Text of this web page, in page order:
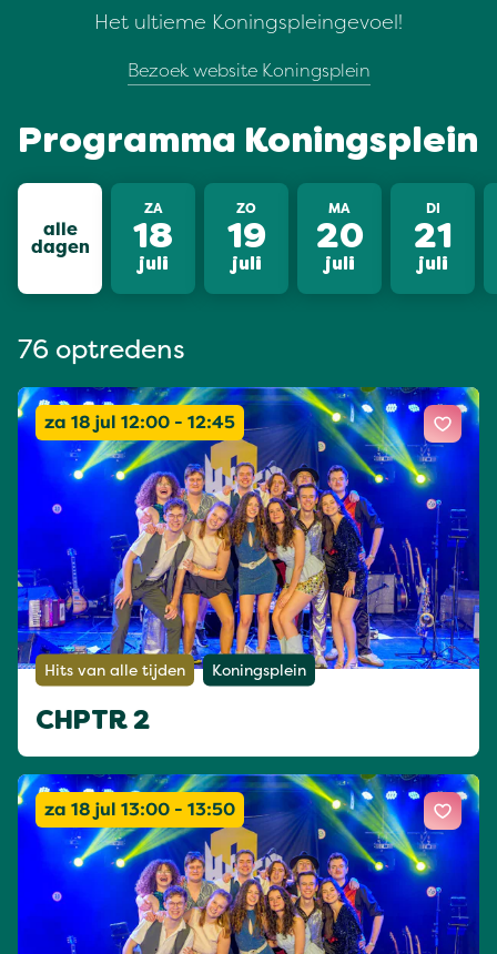
Het ultieme Koningspleingevoel!
Bezoek website Koningsplein
Programma Koningsplein
alle
dagen
ZA
18
juli
ZO
19
juli
MA
20
juli
DI
21
juli
76 optredens
za 18 jul 12:00 - 12:45
Hits van alle tijden Koningsplein
CHPTR 2
za 18 jul 13:00 - 13:50